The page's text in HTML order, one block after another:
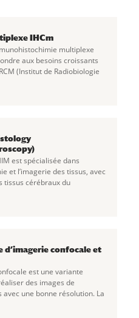
IHCm
multiplexe
aux besoins croissants
(Institut de Radiobiologie
est spécialisée dans
et l’imagerie des tissus, avec
tissus cérébraux du
d’imagerie confocale et
est une variante
des images de
avec une bonne résolution. La